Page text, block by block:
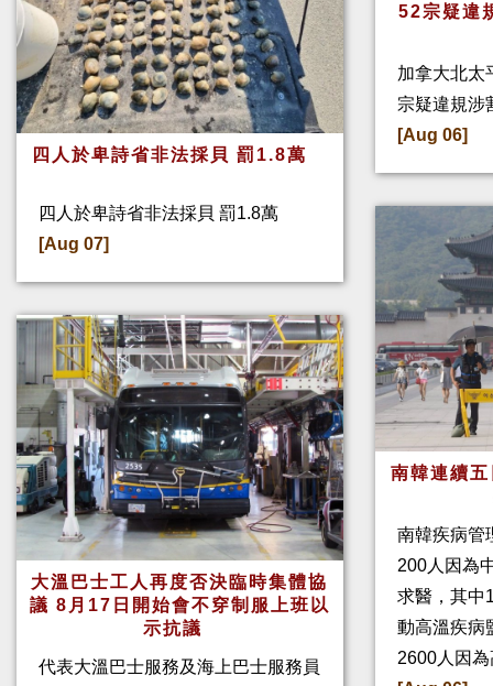
四人於卑詩省非法採貝 罰1.8萬
四人於卑詩省非法採貝 罰1.8萬
[Aug 07]
大溫巴士工人再度否決臨時集體協
議 8月17日開始會不穿制服上班以
示抗議
代表大溫巴士服務及海上巴士服務員
52宗疑違
加拿大北太
宗疑違規涉
[Aug 06]
南韓連續
南韓疾病管
200人因為
求醫，其中
動高溫疾病
2600人因